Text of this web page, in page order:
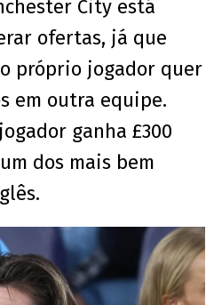
City está
ofertas, já que
próprio jogador quer
em outra equipe.
ganha £300
dos mais bem